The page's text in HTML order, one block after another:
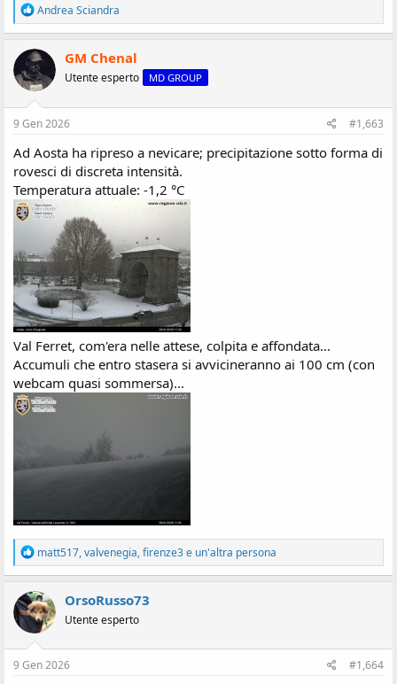
R
e
a
z
i
o
n
i
:
Andrea Sciandra
GM Chenal
Utente esperto MD GROUP
9 Gen 2026 #1,663
Ad Aosta ha ripreso a nevicare; precipitazione sotto forma di
rovesci di discreta intensità.
Temperatura attuale: -1,2 °C
Val Ferret, com'era nelle attese, colpita e affondata...
Accumuli che entro stasera si avvicineranno ai 100 cm (con
webcam quasi sommersa)...
R
e
a
z
i
o
n
i
:
matt517,valvenegia,firenze3e un'altra persona
OrsoRusso73
Utente esperto
9 Gen 2026 #1,664